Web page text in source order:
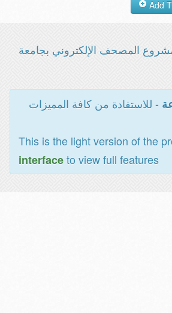
المصحف الإلكتروني بجامعة
- للاستفادة من كافة المميزات
This is the light version of the
interfaceto view full features